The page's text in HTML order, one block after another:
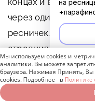
через один или
ресничек.
строения.
ресниц
поресничное
3Д-наращивание
на
Мы используем cookies и
аналитики. Вы можете
браузера. Нажимая Принять, Вы
cookies. Подробнее - в Политике